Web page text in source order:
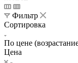
Фильтр
Сортировка
По цене
Цена